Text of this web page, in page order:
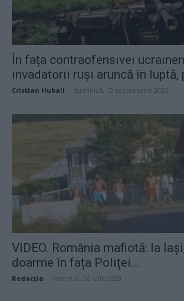
În fața contraofensivei
invadatorii ruși aruncă în luptă,
Cristian Hubali duminică, 10 septembrie 2023
VIDEO. România mafiotă: la
doarme în fața Poliței...
Redacţia miercuri, 26 iulie 2023